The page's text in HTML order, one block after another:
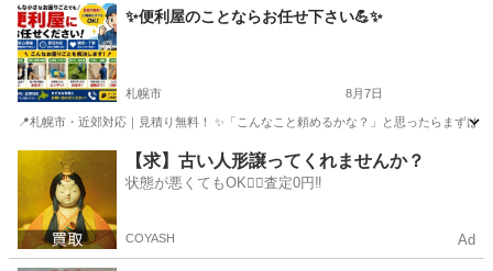
北海道 札幌市 篠路駅 便利屋
✨️便利屋のことならお任せ下さい💪✨️
札幌市 8月7日
📍札幌市・近郊対応｜見積り無料！ ✨「こんなこと頼めるかな？」と思ったら
便利屋 無料
【求】古い人形譲ってくれませんか？
状態が悪くてもOK🙆‍♀️査定0円‼️
COYASH Ad